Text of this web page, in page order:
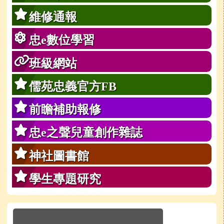
維修通報
忠e數位學習
班級網站
儒苑忠義官方FB
前瞻補助報修
忠e之聲兒童創作雜誌
神社圖書館
學生專題研究
於彈跳視窗觀看：學校line官方好友QRcode